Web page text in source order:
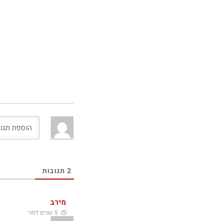
2 תגובות
מירב